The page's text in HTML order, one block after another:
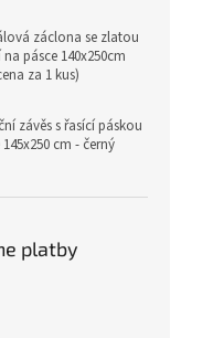
záclona se zlatou
pásce 140x250cm
za 1 kus)
závěs s řasící páskou
cm - černý
platby